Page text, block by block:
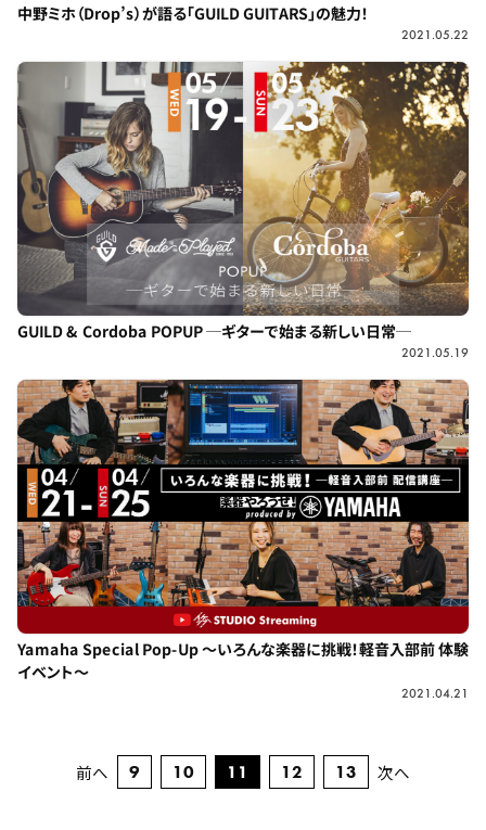
中野ミホ（Drop’s）が語る「GUILD GUITARS」の魅力！
2021.05.22
GUILD & Cordoba POPUP ─ギターで始まる新しい日常─
2021.05.19
Yamaha Special Pop-Up ～いろんな楽器に挑戦！軽音入部前 体験
イベント～
2021.04.21
前へ 9 10 11 12 13 次へ